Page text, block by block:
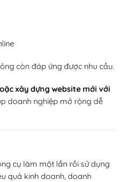
còn đáp ứng được nhu cầu.
xây dựng website mới với
doanh nghiệp mở rộng dễ
cụ làm một lần rồi sử dụng
quả kinh doanh, doanh